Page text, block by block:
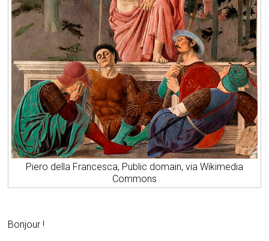
Piero della Francesca, Public domain, via Wikimedia
Commons
Bonjour !